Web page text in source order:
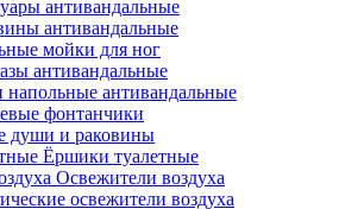
антивандальные
антивандальные
мойки для ног
антивандальные
антивандальные
фонтанчики
души и раковины
Ёршики туалетные
Освежители воздуха